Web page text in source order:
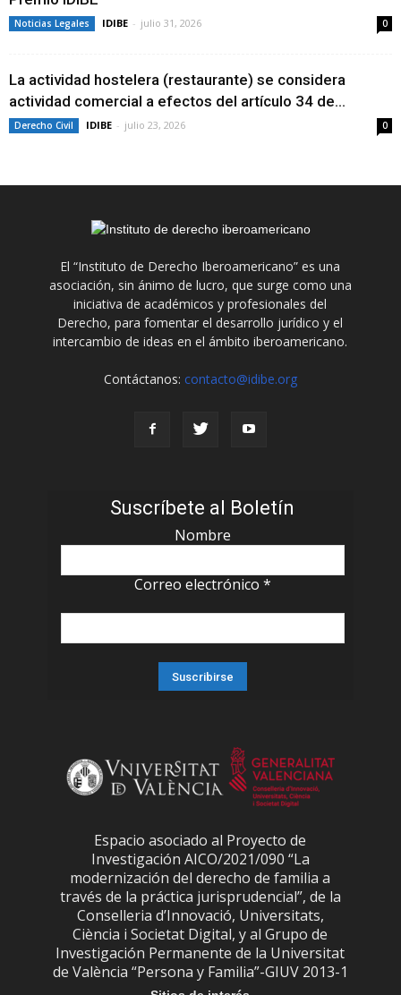
Noticias Legales IDIBE - julio 31, 2026 0
La actividad hostelera (restaurante) se considera
actividad comercial a efectos del artículo 34 de...
Derecho Civil IDIBE - julio 23, 2026 0
El “Instituto de Derecho Iberoamericano” es una
asociación, sin ánimo de lucro, que surge como una
iniciativa de académicos y profesionales del
Derecho, para fomentar el desarrollo jurídico y el
intercambio de ideas en el ámbito iberoamericano.
Contáctanos: contacto@idibe.org
Suscríbete al Boletín
Nombre
Correo electrónico *
Espacio asociado al Proyecto de
Investigación AICO/2021/090 “La
modernización del derecho de familia a
través de la práctica jurisprudencial”, de la
Conselleria d’Innovació, Universitats,
Ciència i Societat Digital, y al Grupo de
Investigación Permanente de la Universitat
de València “Persona y Familia”-GIUV 2013-1